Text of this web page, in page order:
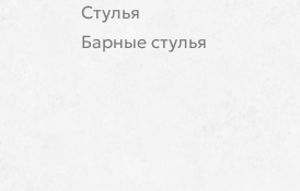
Стулья
Барные стулья